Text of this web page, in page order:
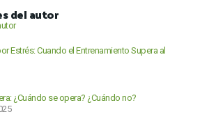
del autor
Estrés: Cuando el Entrenamiento Supera al
¿Cuándo se opera? ¿Cuándo no?